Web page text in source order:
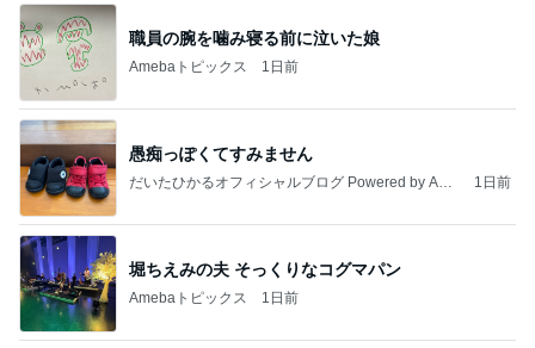
職員の腕を噛み寝る前に泣いた娘
Amebaトピックス 1日前
愚痴っぽくてすみません
だいたひかるオフィシャルブログ Powered by Ame
ba
1日前
堀ちえみの夫 そっくりなコグマパン
Amebaトピックス 1日前